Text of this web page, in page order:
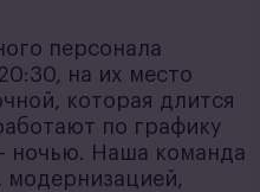
персонала
на их место
которая длится
по графику
ночью. Наша команда
модернизацией,